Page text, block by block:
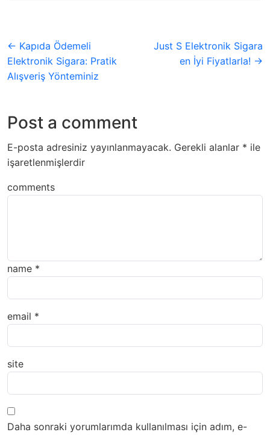
← Kapıda Ödemeli
Elektronik Sigara: Pratik
Alışveriş Yönteminiz
Just S Elektronik Sigara
en İyi Fiyatlarla! →
Post a comment
E-posta adresiniz yayınlanmayacak. Gerekli alanlar * ile
işaretlenmişlerdir
comments
name *
email *
site
Daha sonraki yorumlarımda kullanılması için adım, e-